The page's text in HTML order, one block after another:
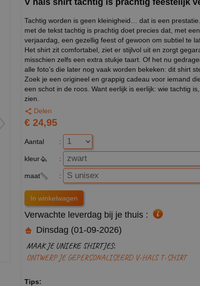
Tachtig worden is geen kleinigheid… dat is een
met de tekst tachtig is prachtig doet precies dat, met
verjaardag, een gezellig feest of gewoon om subtiel te
Het shirt zit comfortabel, ziet er stijlvol uit en zorgt
misschien zelfs een extra stukje taart. Of het nu
alle foto’s die later nog vaak worden bekeken: dit shirt
Zoek je een origineel en grappig cadeau voor iemand
een schot in de roos. Want eerlijk is eerlijk: wie tachtig
zien.
Delen
€ 24,95
Aantal :
kleur :
maat :
Verwachte leverdag bij je thuis :
Dinsdag (01-09-2026)
MAAK JE UNIEKE SHIRTJES:
ONTWERP JE GEPERSONALISEERD V-HALS T-SHIRT
Tips: